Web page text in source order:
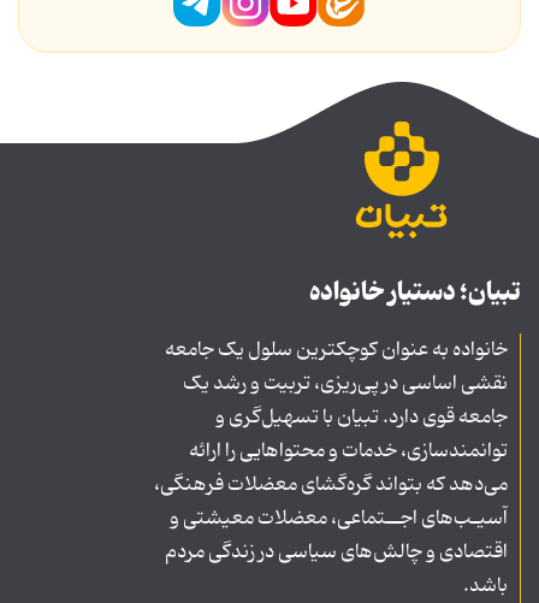
تبیان؛ دستیار خانواده
خانواده به عنوان کوچکترین سلول یک جامعه
نقشی اساسی در پی‌ریزی، تربیت و رشد یک
جامعه قوی دارد. تبیان با تسهیل‌گری و
توانمندسازی، خدمات و محتواهایی را ارائه
می‌دهد که بتواند گره‌گشای معضلات فرهنگی،
آسیـب‌های اجــتماعی، معضلات معیشتی و
اقتصادی و چالش‌های سیاسی در زندگی مردم
باشد.